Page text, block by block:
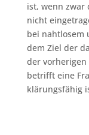
ist, wenn zwar
nicht
bei nahtlosem
dem Ziel der
der vorherigen
betrifft eine
klärungsfähig